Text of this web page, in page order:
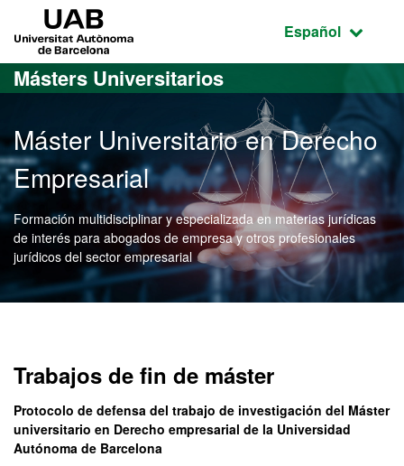
Acceso al contenido principal
Acceso a la navegación de la página
Idioma
Español
Másters Universitarios
Máster Universitario en Derecho
Empresarial
Formación multidisciplinar y especializada en materias jurídicas
de interés para abogados de empresa y otros profesionales
jurídicos del sector empresarial
Trabajos de fin de máster
Protocolo de defensa del trabajo de investigación del Máster
universitario en Derecho empresarial de la Universidad
Autónoma de Barcelona